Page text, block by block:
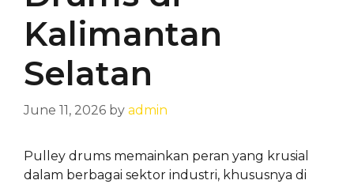
Kalimantan
Selatan
June 11, 2026 by admin
Pulley drums memainkan peran yang krusial
dalam berbagai sektor industri, khususnya di